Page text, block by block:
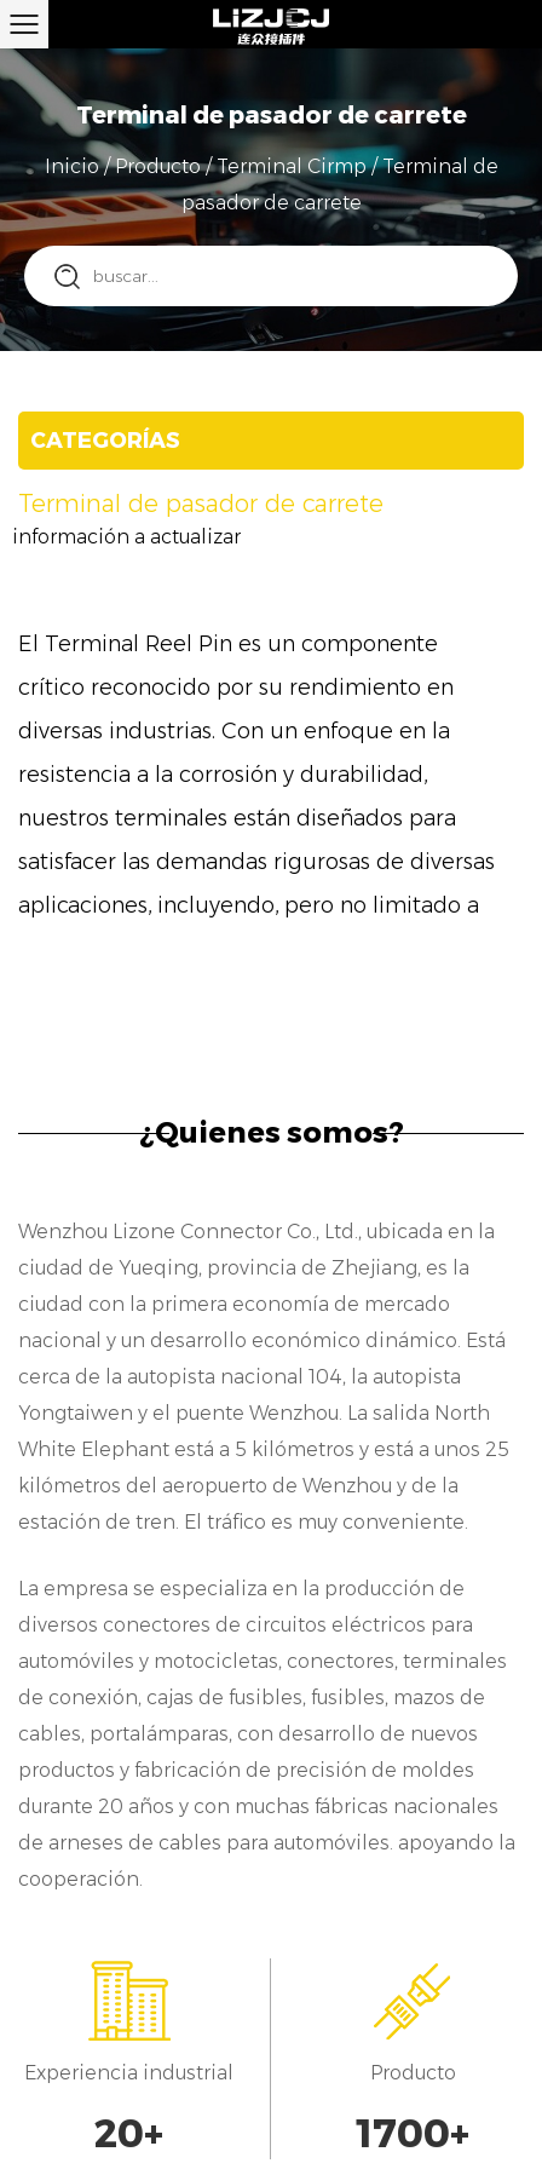
Terminal de pasador de carrete
Inicio/Producto/Terminal Cirmp/Terminal de
pasador de carrete
CATEGORÍAS
Terminal de pasador de carrete
información a actualizar
El Terminal Reel Pin es un componente
crítico reconocido por su rendimiento en
diversas industrias. Con un enfoque en la
resistencia a la corrosión y durabilidad,
nuestros terminales están diseñados para
satisfacer las demandas rigurosas de diversas
aplicaciones, incluyendo, pero no limitado a
de Pin de bobina está su resistencia a la
sirve como barrera protectora contra los
elementos ambientales, garantizando una
funcionalidad prolongada y fiabilidad en
condiciones exigentes. Ya sea expuesto a la
humedad, productos químicos o variaciones
de temperatura, nuestros terminales
sobresen en el mantenimiento de su
prematuras y mejorar el rendimiento
general.
Aplicaciones versátiles:
Uno de los atributos distintivos de nuestro
carrepin Terminal es su versatien la
aplicación. Con un amplio conocimiento de
los requisitos de la industria, hemos diseñado
industrias automotriz, motocicleta y
vehículos de nueva energía. Desde
conexiones eléctricas en sistemas de motores
hasta arnesde cables en vehículos eléctricos,
¿Quienes somos?
Wenzhou Lizone Connector Co., Ltd., ubicada en la
ciudad de Yueqing, provincia de Zhejiang, es la
ciudad con la primera economía de mercado
nacional y un desarrollo económico dinámico. Está
cerca de la autopista nacional 104, la autopista
Yongtaiwen y el puente Wenzhou. La salida North
White Elephant está a 5 kilómetros y está a unos 25
kilómetros del aeropuerto de Wenzhou y de la
estación de tren. El tráfico es muy conveniente.
La empresa se especializa en la producción de
diversos conectores de circuitos eléctricos para
automóviles y motocicletas, conectores, terminales
de conexión, cajas de fusibles, fusibles, mazos de
cables, portalámparas, con desarrollo de nuevos
productos y fabricación de precisión de moldes
durante 20 años y con muchas fábricas nacionales
de arneses de cables para automóviles. apoyando la
cooperación.
Experiencia industrial
20+
Producto
1700+